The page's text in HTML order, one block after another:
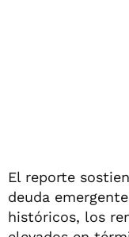
El reporte
deuda
históricos, los